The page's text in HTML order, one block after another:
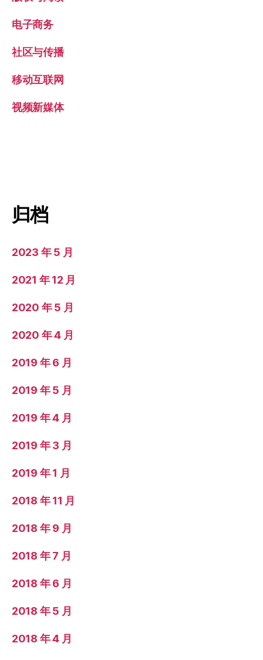
电子商务
社区与传播
移动互联网
视频新媒体
归档
2023 年 5 月
2021 年 12 月
2020 年 5 月
2020 年 4 月
2019 年 6 月
2019 年 5 月
2019 年 4 月
2019 年 3 月
2019 年 1 月
2018 年 11 月
2018 年 9 月
2018 年 7 月
2018 年 6 月
2018 年 5 月
2018 年 4 月